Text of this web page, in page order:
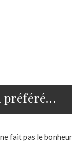
préféré…
fait pas le bonheur